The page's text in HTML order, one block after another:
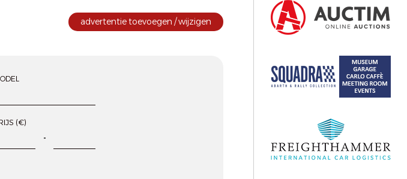
advertentie toevoegen / wijzigen
(€)
-